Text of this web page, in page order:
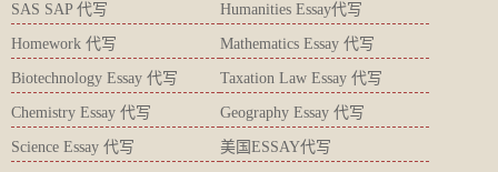
SAS SAP 代写 Humanities Essay代写
Homework 代写 Mathematics Essay 代写
Biotechnology Essay 代写 Taxation Law Essay 代写
Chemistry Essay 代写 Geography Essay 代写
Science Essay 代写 美国ESSAY代写